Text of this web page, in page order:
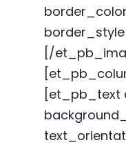
[/
[et_pb_text